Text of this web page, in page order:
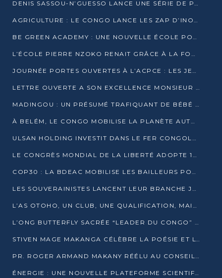
DENIS SASSOU-N’GUESSO LANCE UNE SÉRIE DE PROJETS DANS LE KOUILOU
AGRICULTURE : LE CONGO LANCE LES ZAP D’INONI ET YONO
BE GREEN ACADEMY : UNE NOUVELLE ÉCOLE POUR LES MÉTIERS DE L’ÉCOLOGIE À POINTE-NOIRE
L’ÉCOLE PIERRE NZOKO RENAIT GRÂCE À LA FONDATION MUCODEC
JOURNÉE PORTES OUVERTES À L’ACPCE : LES JEUNES EN IMMERSION DANS L’ENTREPRISE
LETTRE OUVERTE A SON EXCELLENCE MONSIEUR DENIS SASSOU NGUESSO, PRESIDENT DE LAREPUBLIQUE DU CONGO
MADINGOU : UN PRÉSUMÉ TRAFIQUANT DE BÉBÉ CHIMPANZÉ FIXÉ SUR SON SORT LE 20 NOVEMBRE
À BELÉM, LE CONGO MOBILISE LA PLANÈTE AUTOUR DU FONDS BLEU POUR LE BASSIN DU CONGO
ULSAN HOLDING INVESTIT DANS LE FER CONGOLAIS
LE CONGRÈS MONDIAL DE LA LIBERTÉ ADOPTE 14 RÉSOLUTIONS HISTORIQUES
COP30 : LA BDEAC MOBILISE LES BAILLEURS POUR LE FONDS BLEU DU BASSIN DU CONGO
LES SOUVERAINISTES LANCENT LEUR BRANCHE JEUNE À BRAZZAVILLE
L’AS OTOHO, UN CLUB, UNE QUALIFICATION, MAIS ENCORE DES DOUTES
L’ONG BUTTERFLY SACRÉE “LEADER DU CONGO” AU PRIX D’EXCELLENCE 2025
STIVEN MAGE MAKANGA CÉLÈBRE LA POÉSIE ET L’HUMAIN AVEC SON RECUEIL “HECTARE”
PR. ROGER ARMAND MAKANY RÉÉLU AU CONSEIL DE L’AUF
ÉNERGIE : UNE NOUVELLE PLATEFORME SCIENTIFIQUE POUR LA TRANSITION ÉNERGÉTIQUE EN AFRIQUE CENTRALE